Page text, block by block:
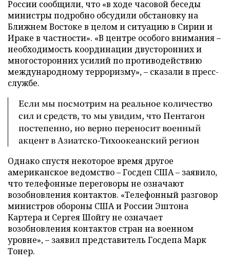
России сообщили, что «в ходе часовой беседы
министры подробно обсудили обстановку на
Ближнем Востоке в целом и ситуацию в Сирии и
Ираке в частности». «В центре особого внимания –
необходимость координации двусторонних и
многосторонних усилий по противодействию
международному терроризму», – сказали в пресс-
службе.
Если мы посмотрим на реальное количество
сил и средств, то мы увидим, что Пентагон
постепенно, но верно переносит военный
акцент в Азиатско-Тихоокеанский регион
Однако спустя некоторое время другое
американское ведомство – Госдеп США – заявило,
что телефонные переговоры не означают
возобновления контактов. «Телефонный разговор
министров обороны США и России Эштона
Картера и Сергея Шойгу не означает
возобновления контактов стран на военном
уровне», – заявил представитель Госдепа Марк
Тонер.